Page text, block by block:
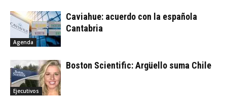
Agenda
Caviahue: acuerdo con la española
Cantabria
Ejecutivos
Boston Scientific: Argüello suma Chile